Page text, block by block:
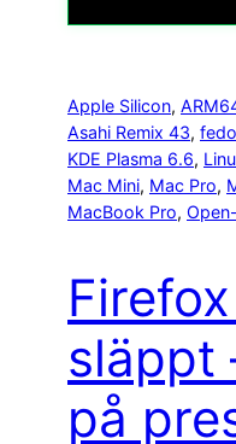
Apple Silicon,
Asahi Remix 43,
KDE Plasma 6.6,
Mac Mini, Mac Pro,
MacBook Pro,
släppt
på